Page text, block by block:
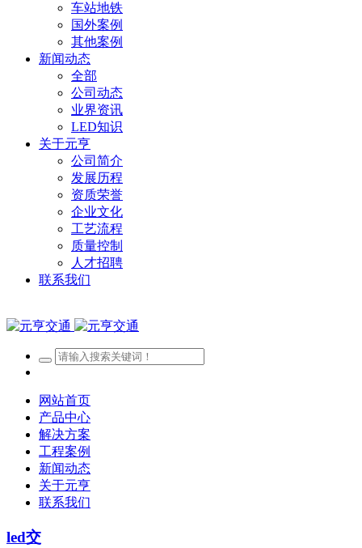
车站地铁
国外案例
其他案例
新闻动态
全部
公司动态
业界资讯
LED知识
关于元亨
公司简介
发展历程
资质荣誉
企业文化
工艺流程
质量控制
人才招聘
联系我们
网站首页
产品中心
解决方案
工程案例
新闻动态
关于元亨
联系我们
led交